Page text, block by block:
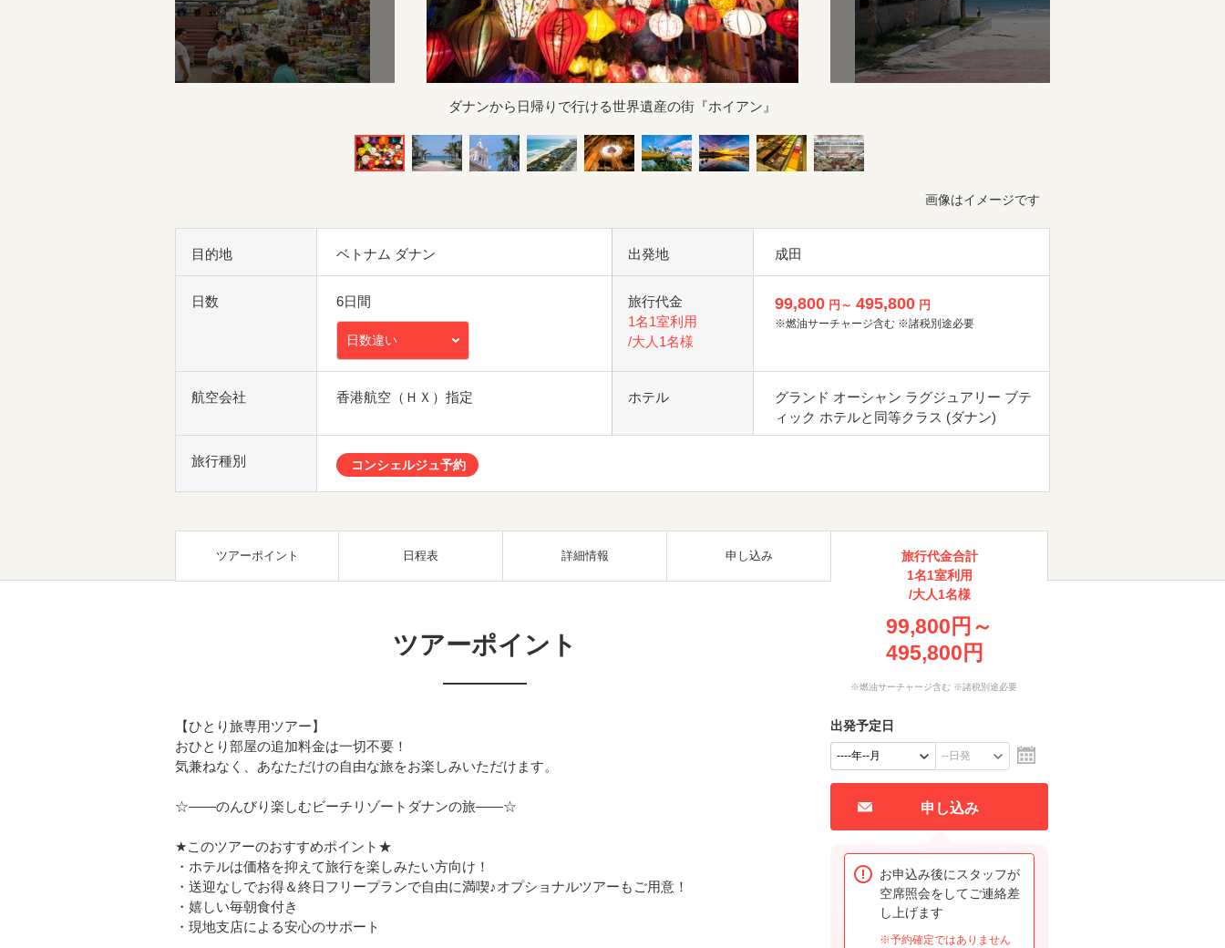
ダナンから日帰りで行ける世界遺産の街『ホイアン』
画像はイメージです
目的地 ベトナム ダナン 出発地 成田
日数 6日間
日数違い
旅行代金
1名1室利用
/大人1名様
99,800 円～ 495,800 円
※燃油サーチャージ含む ※諸税別途必要
航空会社 香港航空（ＨＸ）指定 ホテル
グランド オーシャン ラグジュアリー ブテ
ィック ホテルと同等クラス (ダナン)
旅行種別 コンシェルジュ予約
ツアーポイント 日程表 詳細情報 申し込み
ツアーポイント
【ひとり旅専用ツアー】
おひとり部屋の追加料金は一切不要！
気兼ねなく、あなただけの自由な旅をお楽しみいただけます。
☆――のんびり楽しむビーチリゾートダナンの旅――☆
★このツアーのおすすめポイント★
・ホテルは価格を抑えて旅行を楽しみたい方向け！
・送迎なしでお得＆終日フリープランで自由に満喫♪オプショナルツアーもご用意！
・嬉しい毎朝食付き
・現地支店による安心のサポート
旅行代金合計
1名1室利用
/大人1名様
99,800円～
495,800円
※燃油サーチャージ含む ※諸税別途必要
出発予定日
申し込み
お申込み後にスタッフが
空席照会をしてご連絡差
し上げます
※予約確定ではありません